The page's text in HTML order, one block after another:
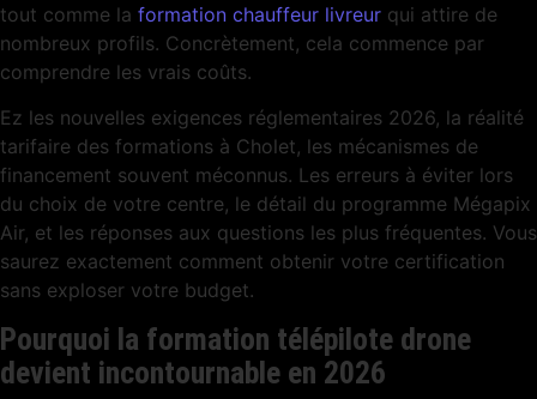
tout comme la formation chauffeur livreur qui attire de
nombreux profils. Concrètement, cela commence par
comprendre les vrais coûts.
Ez les nouvelles exigences réglementaires 2026, la réalité
tarifaire des formations à Cholet, les mécanismes de
financement souvent méconnus. Les erreurs à éviter lors
du choix de votre centre, le détail du programme Mégapix
Air, et les réponses aux questions les plus fréquentes. Vous
saurez exactement comment obtenir votre certification
sans exploser votre budget.
Pourquoi la formation télépilote drone
devient incontournable en 2026